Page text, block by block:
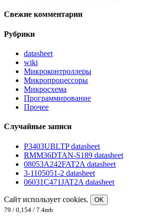
Свежие комментарии
Рубрики
datasheet
wiki
Микроконтроллеры
Микропроцессоры
Микросхема
Программирование
Прочее
Случайные записи
P3403UBLTP datasheet
RMM36DTAN-S189 datasheet
08053A242FAT2A datasheet
3-1105051-2 datasheet
06031C471JAT2A datasheet
Сайт использует cookies.
OK
79 / 0,154 / 7.4mb